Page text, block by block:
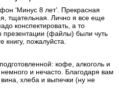
‘Минус 8 лет’. Прекрасная
тщательная. Лично я все еще
конспектировать, а то
презентации (файлы) были чуть
пожалуйста.
кофе, алкоголь и
и нечасто. Благодаря вам
хлеба и выпечки (ну не